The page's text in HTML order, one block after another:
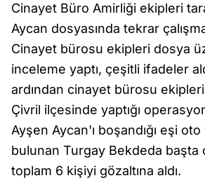
Cinayet Büro Amirliği ekipleri
Aycan dosyasında tekrar
Cinayet bürosu ekipleri dosya
inceleme yaptı, çeşitli ifadeler
ardından cinayet bürosu ekipleri
Çivril ilçesinde yaptığı
Ayşen Aycan'ı boşandığı eşi
bulunan Turgay Bekdeda başta
toplam 6 kişiyi gözaltına aldı.